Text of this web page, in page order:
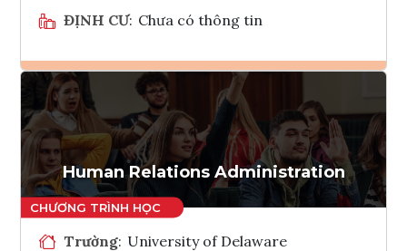
ĐỊNH CƯ: Chưa có thông tin
Ghi danh
Tham vấn Interlink
Human Relations Administration
Trường: University of Delaware